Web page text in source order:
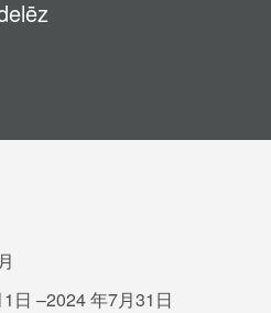
日 –2024 年7月31日